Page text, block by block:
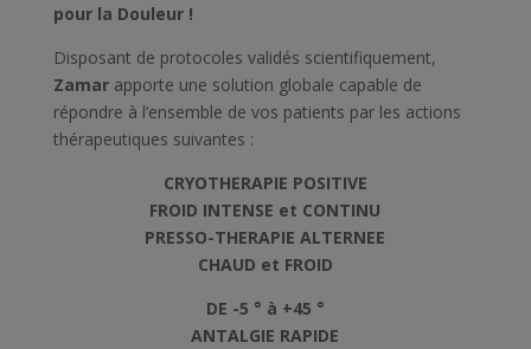
pour la Douleur !
Disposant de protocoles validés scientifiquement,
Zamarapporte une solution globale capable de
répondre à l’ensemble de vos patients par les actions
thérapeutiques suivantes :
CRYOTHERAPIE POSITIVE
FROID INTENSE et CONTINU
PRESSO-THERAPIE ALTERNEE
CHAUD et FROID
DE -5 ° à +45 °
ANTALGIE RAPIDE